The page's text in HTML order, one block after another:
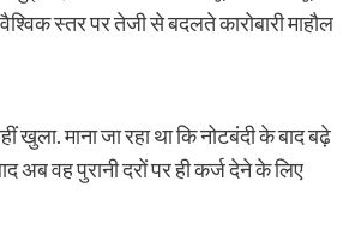
स्तर पर तेजी से बदलते कारोबारी माहौल
माना जा रहा था कि नोटबंदी के बाद बढ़े
वह पुरानी दरों पर ही कर्ज देने के लिए